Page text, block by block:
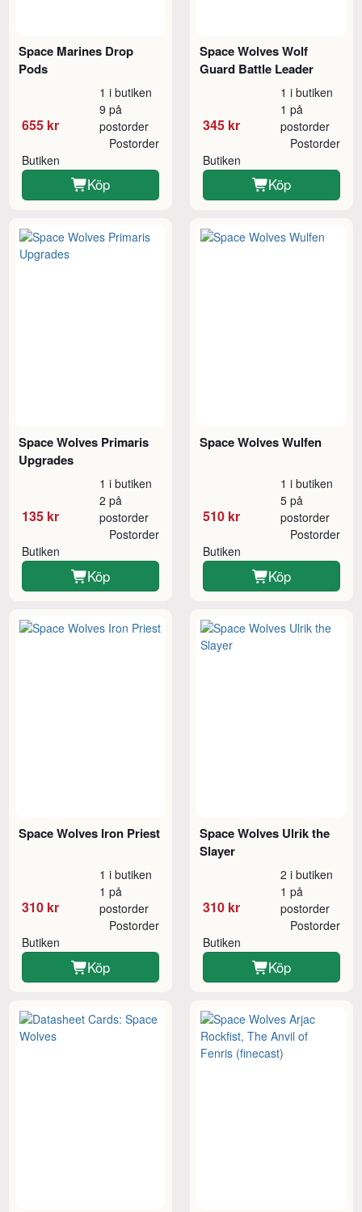
Space Marines Drop
Pods
655 kr
1 i butiken
9 på
postorder
Butiken
Postorder
Köp
Space Wolves Wolf
Guard Battle Leader
345 kr
1 i butiken
1 på
postorder
Butiken
Postorder
Köp
Space Wolves Primaris
Upgrades
135 kr
1 i butiken
2 på
postorder
Butiken
Postorder
Köp
Space Wolves Wulfen
510 kr
1 i butiken
5 på
postorder
Butiken
Postorder
Köp
Space Wolves Iron Priest
310 kr
1 i butiken
1 på
postorder
Butiken
Postorder
Köp
Space Wolves Ulrik the
Slayer
310 kr
2 i butiken
1 på
postorder
Butiken
Postorder
Köp